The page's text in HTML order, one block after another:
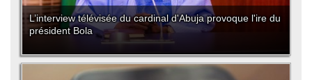
L’interview télévisée du cardinal d'Abuja provoque l'ire du
président Bola